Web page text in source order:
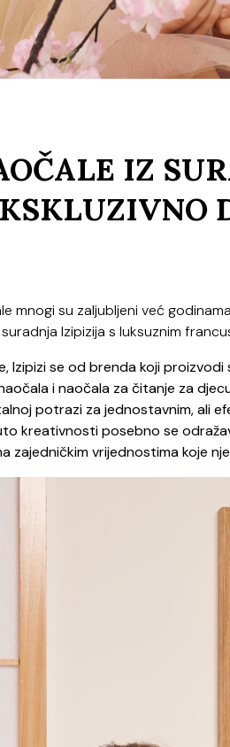
IZ
mnogi su zaljubljeni već
Izipizija s luksuznim
Izipizi se od brenda koji
i naočala za čitanje za
potrazi za jednostavnim, ali
kreativnosti posebno se
zajedničkim vrijednostima koje